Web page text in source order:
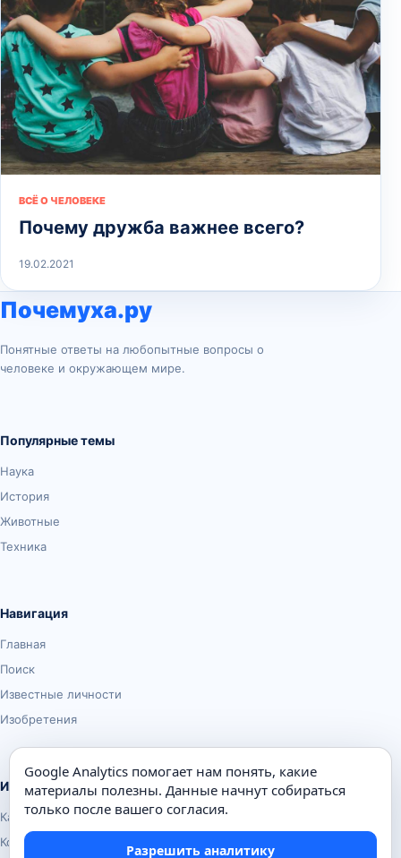
ВСЁ О ЧЕЛОВЕКЕ
Почему дружба важнее всего?
19.02.2021
Почемуха.ру
Понятные ответы на любопытные вопросы о
человеке и окружающем мире.
Популярные темы
Наука
История
Животные
Техника
Навигация
Главная
Поиск
Известные личности
Изобретения
Информация
Карта сайта
Контакты
Google Analytics помогает нам понять, какие
материалы полезны. Данные начнут собираться
только после вашего согласия.
Разрешить аналитику